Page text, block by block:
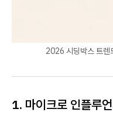
2026 시딩박스 트렌
1. 마이크로 인플루